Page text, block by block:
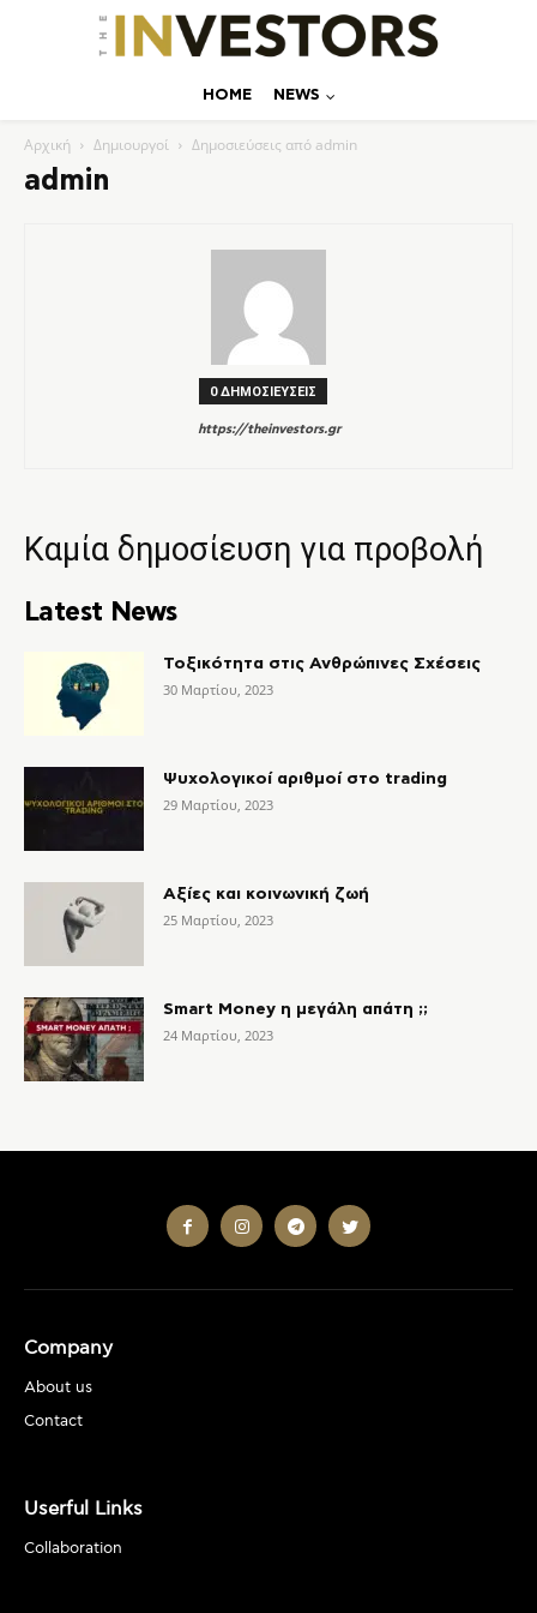
ΗΟΜΕ NEWS
Αρχική Δημιουργοί Δημοσιεύσεις από admin
admin
0 ΔΗΜΟΣΙΕΥΣΕΙΣ
https://theinvestors.gr
Καμία δημοσίευση για προβολή
Latest News
Τοξικότητα στις Ανθρώπινες Σχέσεις
30 Μαρτίου, 2023
Ψυχολογικοί αριθμοί στο trading
29 Μαρτίου, 2023
Αξίες και κοινωνική ζωή
25 Μαρτίου, 2023
Smart Money η μεγάλη απάτη ;;
24 Μαρτίου, 2023
Company
About us
Contact
Userful Links
Collaboration